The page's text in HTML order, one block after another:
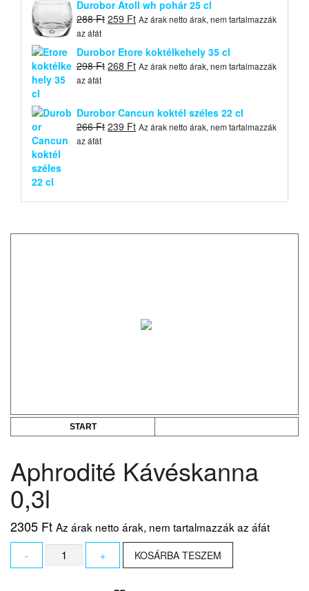
396 Ft.356 Ft.
Durobor Atoll wh pohár 25 cl
288Ft Original
was:
288 Ft.
259 FtCurrent
259 Ft.
Az árak netto árak, nem tartalmazzák
az áfát
Durobor Etore koktélkehely 35 cl
298Ft Original
298 Ft.
268 FtCurrent
268 Ft.
Az árak netto árak, nem tartalmazzák
az áfát
Durobor Cancun koktél széles 22 cl
266Ft Original
239 FtCurrent
Az árak netto árak, nem tartalmazzák
az áfát
START
Aphrodité Kávéskanna
0,3l
2305 Ft Az árak netto árak, nem tartalmazzák az áfát
-
Aphrodité
Kávéskanna+ KOSÁRBA TESZEM